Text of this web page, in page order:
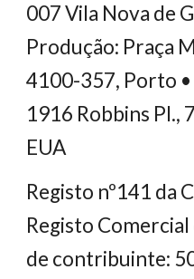
007 Vila Nova de
Produção: Praça
4100-357, Porto
1916 Robbins Pl.,
EUA
Registo nº141 da
Registo
de contribuinte: